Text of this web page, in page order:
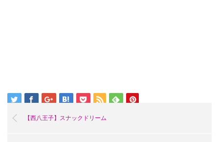
【西八王子】スナックドリーム